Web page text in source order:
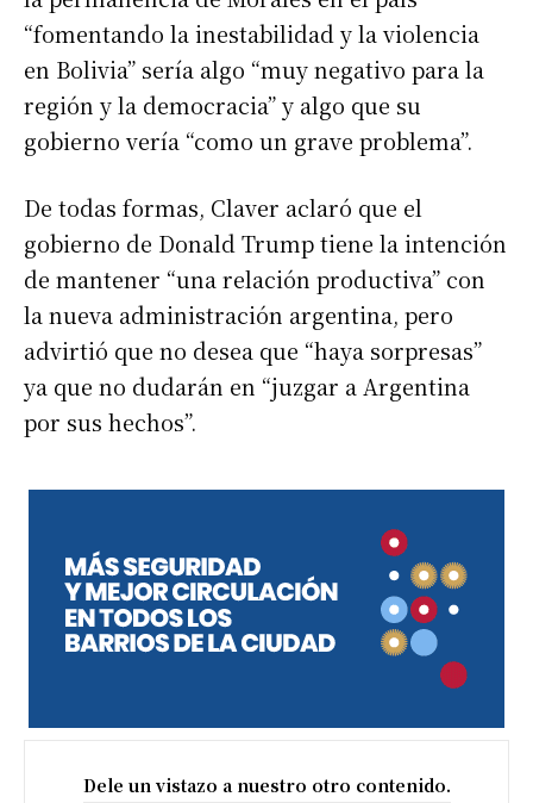
“fomentando la inestabilidad y la violencia
en Bolivia” sería algo “muy negativo para la
región y la democracia” y algo que su
gobierno vería “como un grave problema”.
De todas formas, Claver aclaró que el
gobierno de Donald Trump tiene la intención
de mantener “una relación productiva” con
la nueva administración argentina, pero
advirtió que no desea que “haya sorpresas”
ya que no dudarán en “juzgar a Argentina
por sus hechos”.
Dele un vistazo a nuestro otro contenido.